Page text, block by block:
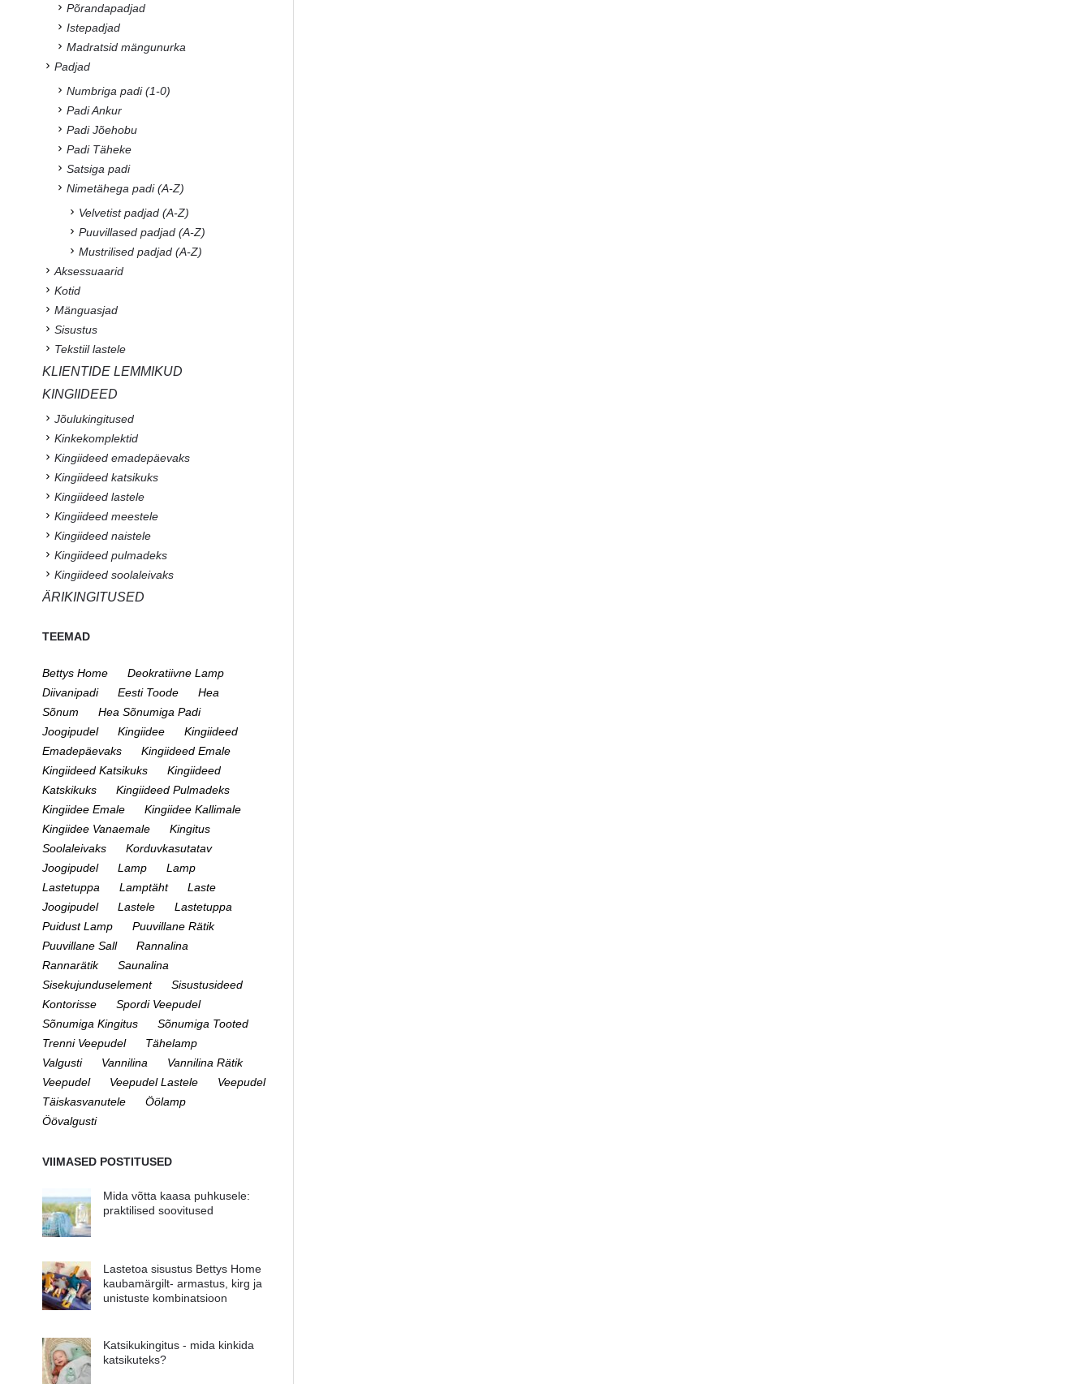
Põrandapadjad
Istepadjad
Madratsid mängunurka
Padjad
Numbriga padi (1-0)
Padi Ankur
Padi Jõehobu
Padi Täheke
Satsiga padi
Nimetähega padi (A-Z)
Velvetist padjad (A-Z)
Puuvillased padjad (A-Z)
Mustrilised padjad (A-Z)
Aksessuaarid
Kotid
Mänguasjad
Sisustus
Tekstiil lastele
KLIENTIDE LEMMIKUD
KINGIIDEED
Jõulukingitused
Kinkekomplektid
Kingiideed emadepäevaks
Kingiideed katsikuks
Kingiideed lastele
Kingiideed meestele
Kingiideed naistele
Kingiideed pulmadeks
Kingiideed soolaleivaks
ÄRIKINGITUSED
TEEMAD
Bettys Home
Deokratiivne Lamp
Diivanipadi
Eesti Toode
Hea
Sõnum
Hea Sõnumiga Padi
Joogipudel
Kingiidee
Kingiideed
Emadepäevaks
Kingiideed Emale
Kingiideed Katsikuks
Kingiideed
Katskikuks
Kingiideed Pulmadeks
Kingiidee Emale
Kingiidee Kallimale
Kingiidee Vanaemale
Kingitus
Soolaleivaks
Korduvkasutatav
Joogipudel
Lamp
Lamp
Lastetuppa
Lamptäht
Laste
Joogipudel
Lastele
Lastetuppa
Puidust Lamp
Puuvillane Rätik
Puuvillane Sall
Rannalina
Rannarätik
Saunalina
Sisekujunduselement
Sisustusideed
Kontorisse
Spordi Veepudel
Sõnumiga Kingitus
Sõnumiga Tooted
Trenni Veepudel
Tähelamp
Valgusti
Vannilina
Vannilina Rätik
Veepudel
Veepudel Lastele
Veepudel
Täiskasvanutele
Öölamp
Öövalgusti
VIIMASED POSTITUSED
Mida võtta kaasa puhkusele:
praktilised soovitused
Lastetoa sisustus Bettys Home
kaubamärgilt- armastus, kirg ja
unistuste kombinatsioon
Katsikukingitus - mida kinkida
katsikuteks?